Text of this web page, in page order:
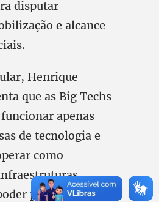
disputar
e alcance
Henrique
que as Big Techs
apenas
de tecnologia e
como
político e